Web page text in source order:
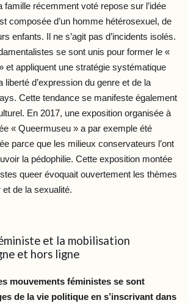
famille récemment voté repose sur l’idée
composée d’un homme hétérosexuel, de
enfants. Il ne s’agit pas d’incidents isolés.
se sont unis pour former le «
et appliquent une stratégie systématique
liberté d’expression du genre et de la
Cette tendance se manifeste également
En 2017, une exposition organisée à
« Queermuseu » a par exemple été
parce que les milieux conservateurs l’ont
la pédophilie. Cette exposition montée
queer évoquait ouvertement les thèmes
de la sexualité.
et la mobilisation
et hors ligne
mouvements féministes se sont
de la vie politique en s’inscrivant dans